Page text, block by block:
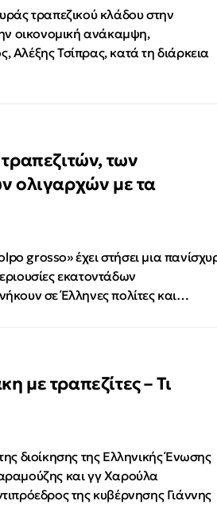
τραπεζικού κλάδου στην
οικονομική ανάκαμψη,
Τσίπρας, κατά τη διάρκεια
των
ολιγαρχών με τα
grosso» έχει στήσει μια
εκατοντάδων
σε Έλληνες πολίτες και…
με τραπεζίτες – Τι
διοίκησης της Ελληνικής Ένωσης
και γγ Χαρούλα
της κυβέρνησης Γιάννης